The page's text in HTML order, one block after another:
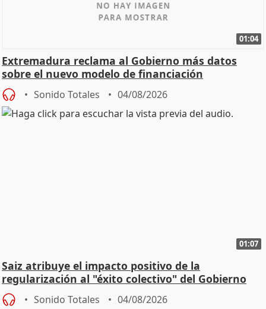
01:04
Extremadura reclama al Gobierno más datos
sobre el nuevo modelo de financiación
Sonido Totales 04/08/2026
01:07
Saiz atribuye el impacto positivo de la
regularización al "éxito colectivo" del Gobierno
Sonido Totales 04/08/2026